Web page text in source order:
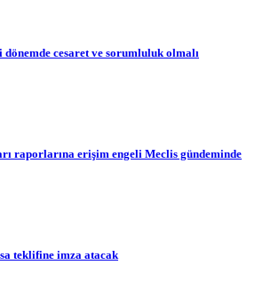
dönemde cesaret ve sorumluluk olmalı
raporlarına erişim engeli Meclis gündeminde
teklifine imza atacak